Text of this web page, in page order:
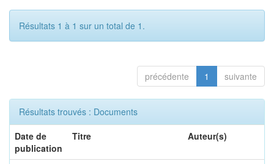
Résultats 1 à 1 sur un total de 1.
précédente 1 suivante
Résultats trouvés : Documents
Date de
publication
Titre Auteur(s)